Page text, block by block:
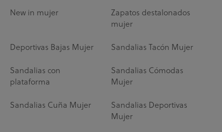
New in mujer
Zapatos destalonados
mujer
Deportivas Bajas Mujer Sandalias Tacón Mujer
Sandalias con
plataforma
Sandalias Cómodas
Mujer
Sandalias Cuña Mujer
Sandalias Deportivas
Mujer